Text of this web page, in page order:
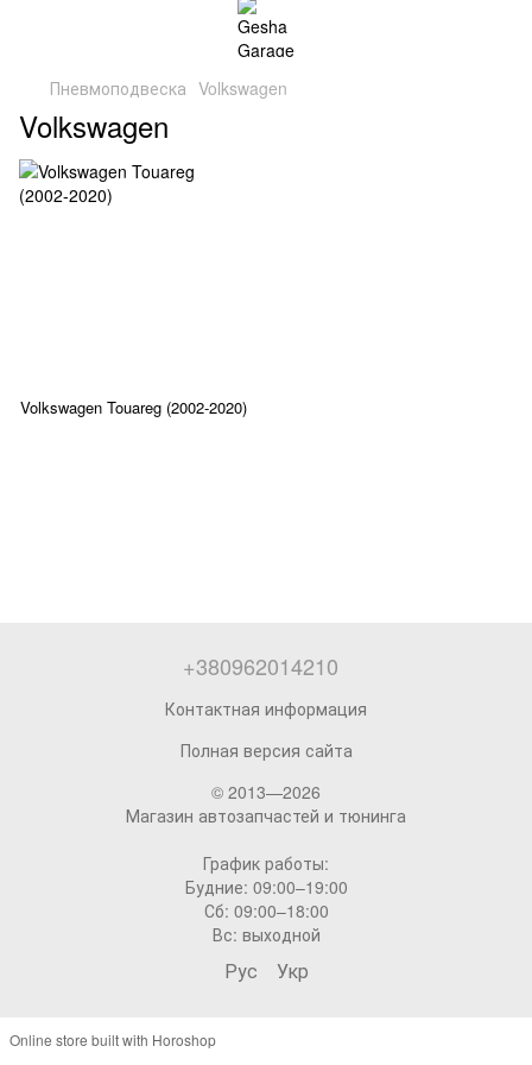
Пневмоподвеска Volkswagen
Volkswagen
Volkswagen Touareg (2002-2020)
+380962014210
Контактная информация
Полная версия сайта
© 2013—2026
Магазин автозапчастей и тюнинга
График работы:
Будние: 09:00–19:00
Сб: 09:00–18:00
Вс: выходной
Рус Укр
Online store built with Horoshop